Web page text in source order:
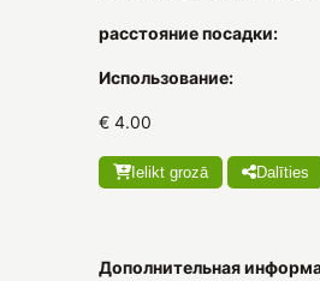
расстояние посадки:
Использование:
€ 4.00
Ielikt grozā Dalīties
Дополнительная